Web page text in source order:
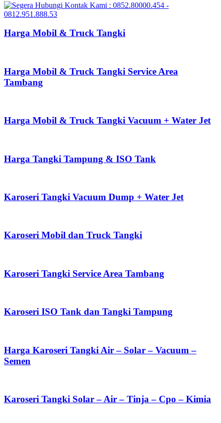
Harga Mobil & Truck Tangki
Harga Mobil & Truck Tangki Service Area
Tambang
Harga Mobil & Truck Tangki Vacuum + Water Jet
Harga Tangki Tampung & ISO Tank
Karoseri Tangki Vacuum Dump + Water Jet
Karoseri Mobil dan Truck Tangki
Karoseri Tangki Service Area Tambang
Karoseri ISO Tank dan Tangki Tampung
Harga Karoseri Tangki Air – Solar – Vacuum –
Semen
Karoseri Tangki Solar – Air – Tinja – Cpo – Kimia